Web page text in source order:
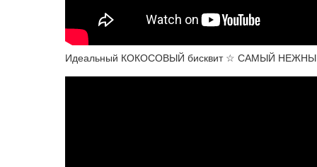
Идеальный КОКОСОВЫЙ бисквит ☆ САМЫЙ